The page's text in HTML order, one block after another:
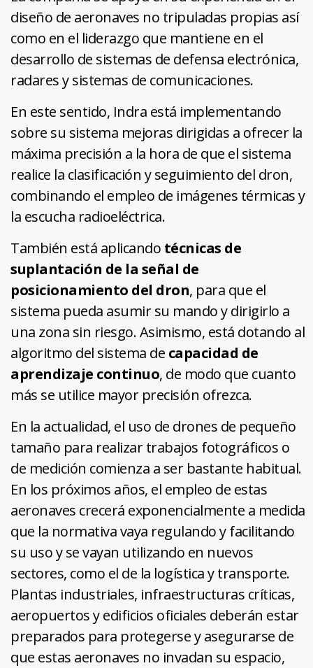
diseño de aeronaves no tripuladas propias así
como en el liderazgo que mantiene en el
desarrollo de sistemas de defensa electrónica,
radares y sistemas de comunicaciones.
En este sentido, Indra está implementando
sobre su sistema mejoras dirigidas a ofrecer la
máxima precisión a la hora de que el sistema
realice la clasificación y seguimiento del dron,
combinando el empleo de imágenes térmicas y
la escucha radioeléctrica.
También está aplicando técnicas de
suplantación de la señal de
posicionamiento del dron, para que el
sistema pueda asumir su mando y dirigirlo a
una zona sin riesgo. Asimismo, está dotando al
algoritmo del sistema de capacidad de
aprendizaje continuo, de modo que cuanto
más se utilice mayor precisión ofrezca.
En la actualidad, el uso de drones de pequeño
tamaño para realizar trabajos fotográficos o
de medición comienza a ser bastante habitual.
En los próximos años, el empleo de estas
aeronaves crecerá exponencialmente a medida
que la normativa vaya regulando y facilitando
su uso y se vayan utilizando en nuevos
sectores, como el de la logística y transporte.
Plantas industriales, infraestructuras críticas,
aeropuertos y edificios oficiales deberán estar
preparados para protegerse y asegurarse de
que estas aeronaves no invadan su espacio,